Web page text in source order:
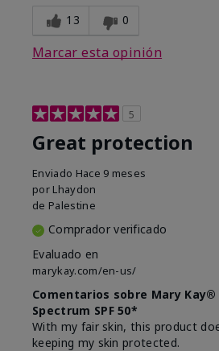
13 0
Marcar esta opinión
5
Great protection
Enviado Hace 9 meses
por Lhaydon
de Palestine
Comprador verificado
Evaluado en
marykay.com/en-us/
Comentarios sobre Mary Kay®
Spectrum SPF 50*
With my fair skin, this product
keeping my skin protected.